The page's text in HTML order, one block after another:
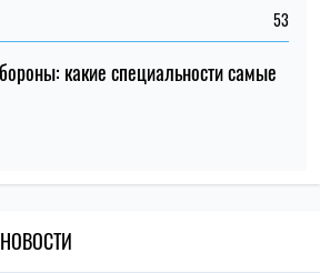
53
какие специальности самые